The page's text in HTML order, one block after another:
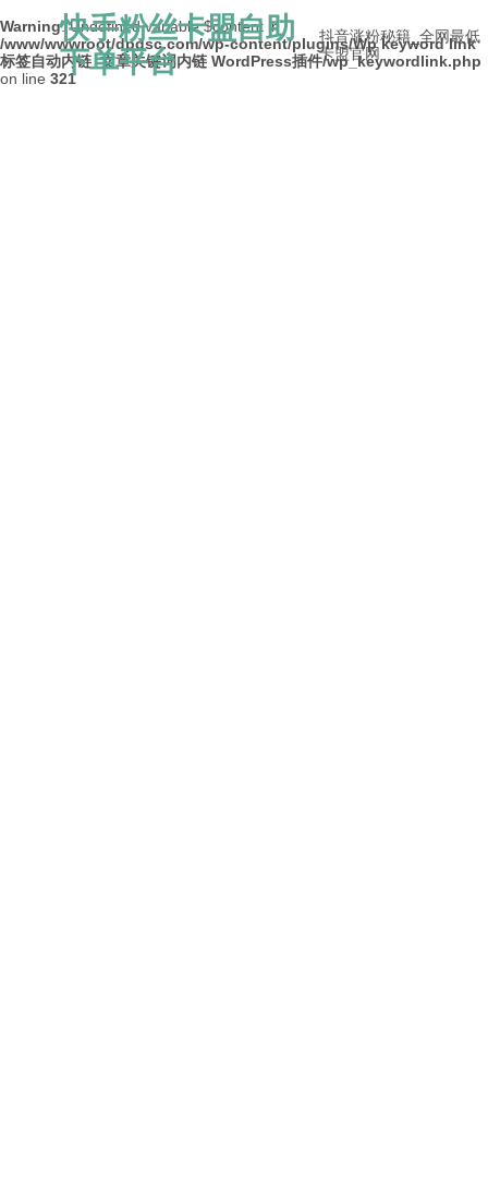
Warning: Undefined variable $content in
/www/wwwroot/dpdsc.com/wp-content/plugins/Wp keyword link
标签自动内链_文章关键词内链 WordPress插件/wp_keywordlink.php
on line 321
快手粉丝卡盟自助
下单平台
抖音涨粉秘籍_全网最低
卡盟官网